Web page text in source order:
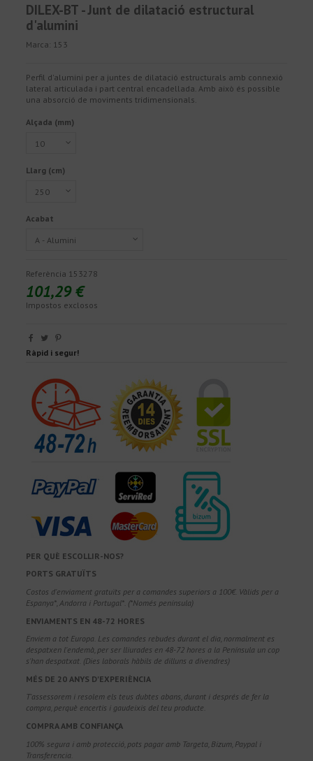
DILEX-BT - Junt de dilatació estructural
d'alumini
Marca: 153
Perfil d'alumini per a juntes de dilatació estructurals amb connexió
lateral articulada i part central encadellada. Amb això és possible
una absorció de moviments tridimensionals.
Alçada (mm)
Llarg (cm)
Acabat
Referència 153278
101,29 €
Impostos exclosos
Ràpid i segur!
PER QUÈ ESCOLLIR-NOS?
PORTS GRATUÏTS
Costos d'enviament gratuïts per a comandes superiors a 100€. Vàlids per a
Espanya*, Andorra i Portugal*. (*Només península)
ENVIAMENTS EN 48-72 HORES
Enviem a tot Europa. Les comandes rebudes durant el dia, normalment es
despatxen l'endemà, per ser lliurades en 48-72 hores a la Península un cop
s'han despatxat. (Dies laborals hàbils de dilluns a divendres)
MÉS DE 20 ANYS D'EXPERIÈNCIA
T'assessorem i resolem els teus dubtes abans, durant i després de fer la
compra, perquè encertis i gaudeixis del teu producte.
COMPRA AMB CONFIANÇA
100% segura i amb protecció, pots pagar amb Targeta, Bizum, Paypal i
Transferencia.